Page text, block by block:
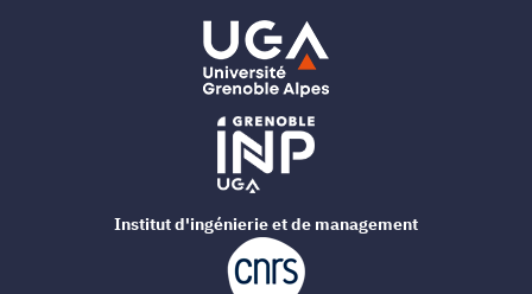
Institut d'ingénierie et de management